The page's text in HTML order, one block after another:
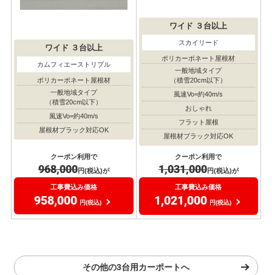
ワイド ３台以上
カムフィエーストリプル
ポリカーボネート屋根材
一般地域タイプ
（積雪20cm以下）
風速Vo=約40m/s
屋根材ブラック対応OK
クーポン利用で
968,000円(税込)が
工事費込み価格
958,000 円(税込)
ワイド ３台以上
スカイリード
ポリカーボネート屋根材
一般地域タイプ
（積雪20cm以下）
風速Vo=約40m/s
おしゃれ
フラット屋根
屋根材ブラック対応OK
クーポン利用で
1,031,000円(税込)が
工事費込み価格
1,021,000 円(税込)
その他の3台用カーポートへ